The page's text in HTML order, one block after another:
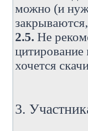
можно (и
2.5. Не
хочется
3.